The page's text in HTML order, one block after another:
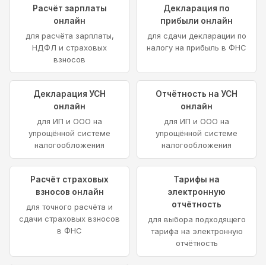
Расчёт зарплаты
онлайн
для расчёта зарплаты,
НДФЛ и страховых
взносов
Декларация по
прибыли онлайн
для сдачи декларации по
налогу на прибыль в ФНС
Декларация УСН
онлайн
для ИП и ООО на
упрощённой системе
налогообложения
Отчётность на УСН
онлайн
для ИП и ООО на
упрощённой системе
налогообложения
Расчёт страховых
взносов онлайн
для точного расчёта и
сдачи страховых взносов
в ФНС
Тарифы на
электронную
отчётность
для выбора подходящего
тарифа на электронную
отчётность